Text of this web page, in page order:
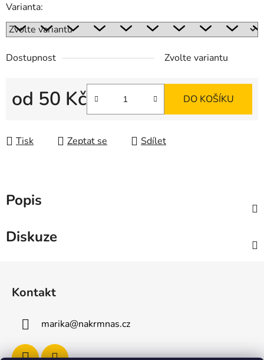
Varianta:
Dostupnost Zvolte variantu
od 50 Kč DO KOŠÍKU
Tisk Zeptat se Sdílet
Popis
Diskuze
Kontakt
marika@nakrmnas.cz